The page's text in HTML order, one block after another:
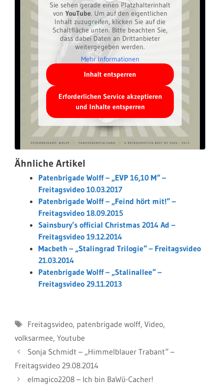
Sie sehen gerade einen Platzhalterinhalt
von YouTube. Um auf den eigentlichen
Inhalt zuzugreifen, klicken Sie auf die
Schaltfläche unten. Bitte beachten Sie,
dass dabei Daten an Drittanbieter
weitergegeben werden.
Mehr Informationen
Inhalt entsperren
Erforderlichen Service akzeptieren
und Inhalte entsperren
Ähnliche Artikel
Patenbrigade Wolff – „EVP 16,10 M“ –
Freitagsvideo 10.03.2017
Patenbrigade Wolff – „Feind hört mit!“ –
Freitagsvideo 18.09.2015
Sainsbury’s official Christmas 2014 Ad –
Freitagsvideo 19.12.2014
Macbeth – „Stalingrad Trilogie“ – Freitagsvideo
21.03.2014
Patenbrigade Wolff – „Stalinallee“ –
Freitagsvideo 29.11.2013
Schlagwörter
Freitagsvideo, patenbrigade wolff, Video,
volksarmee, Youtube
Sonja Schmidt – „Himmelblauer Trabant“ –
Freitagsvideo 29.08.2014
elmagico2208 – Ich bin BaWü-Cacher!